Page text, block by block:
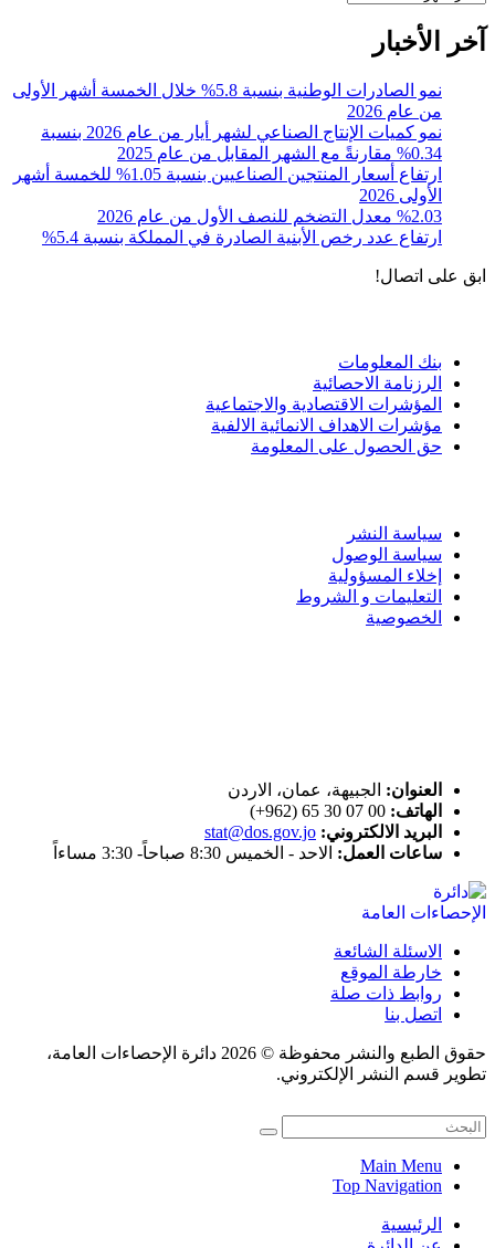
آخر الأخبار
نمو الصادرات الوطنية بنسبة 5.8% خلال الخمسة أشهر الأولى
من عام 2026
نمو كميات الإنتاج الصناعي لشهر أيار من عام 2026 بنسبة
0.34% مقارنةً مع الشهر المقابل من عام 2025
ارتفاع أسعار المنتجين الصناعيين بنسبة 1.05% للخمسة أشهر
الأولى 2026
%2.03 معدل التضخم للنصف الأول من عام 2026
ارتفاع عدد رخص الأبنية الصادرة في المملكة بنسبة 5.4%
ابق على اتصال!
بنك المعلومات
الرزنامة الاحصائية
المؤشرات الاقتصادية والاجتماعية
مؤشرات الاهداف الانمائية الالفية
حق الحصول على المعلومة
سياسة النشر
سياسة الوصول
إخلاء المسؤولية
التعليمات و الشروط
الخصوصية
العنوان: الجبيهة، عمان، الاردن
الهاتف: 00 07 30 65 (962+)
البريد الالكتروني: stat@dos.gov.jo
ساعات العمل: الاحد - الخميس 8:30 صباحاً- 3:30 مساءاً
الاسئلة الشائعة
خارطة الموقع
روابط ذات صلة
اتصل بنا
حقوق الطبع والنشر محفوظة © 2026 دائرة الإحصاءات العامة،
تطوير قسم النشر الإلكتروني.
Main Menu
Top Navigation
الرئيسية